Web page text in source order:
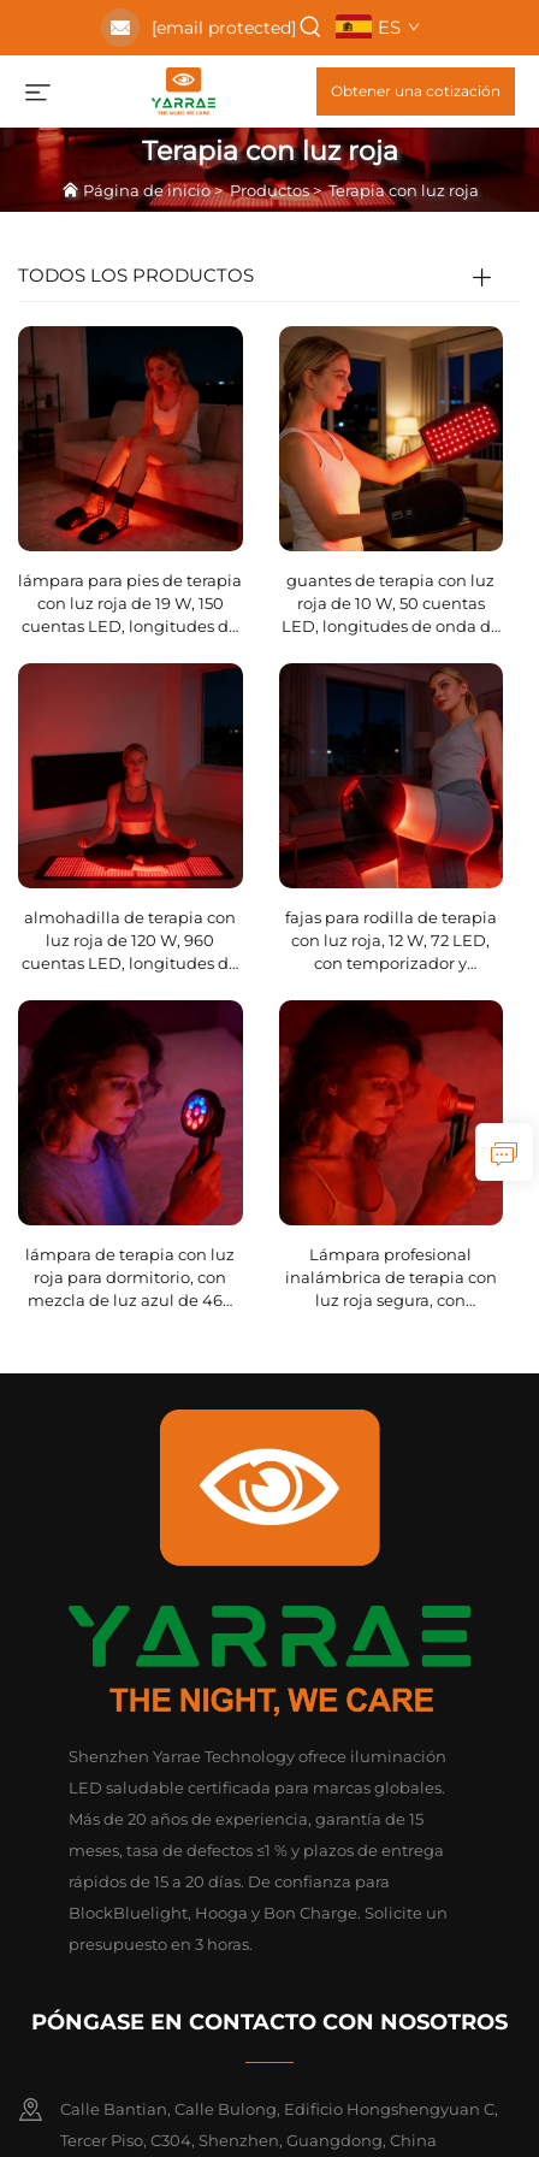
[email protected] ES
Obtener una cotización
Terapia con luz roja
Página de inicio>Productos>Terapia con luz roja
TODOS LOS PRODUCTOS
lámpara para pies de terapia
con luz roja de 19 W, 150
cuentas LED, longitudes de
nm + 680 nm + 660 nm, con
ajustable
guantes de terapia con luz
roja de 10 W, 50 cuentas
LED, longitudes de onda de
temperatura y tiempo
ajustables
almohadilla de terapia con
luz roja de 120 W, 960
cuentas LED, longitudes de
con temperatura y tiempo
ajustables
fajas para rodilla de terapia
con luz roja, 12 W, 72 LED,
con temporizador y
longitudes de onda de 660
nm/850 nm
lámpara de terapia con luz
roja para dormitorio, con
mezcla de luz azul de 460
Lámpara profesional
inalámbrica de terapia con
luz roja segura, con
Shenzhen Yarrae Technology ofrece iluminación
LED saludable certificada para marcas globales.
Más de 20 años de experiencia, garantía de 15
meses, tasa de defectos ≤1 % y plazos de entrega
rápidos de 15 a 20 días. De confianza para
BlockBluelight, Hooga y Bon Charge. Solicite un
presupuesto en 3 horas.
PÓNGASE EN CONTACTO CON NOSOTROS
Calle Bantian, Calle Bulong, Edificio Hongshengyuan C,
Tercer Piso, C304, Shenzhen, Guangdong, China